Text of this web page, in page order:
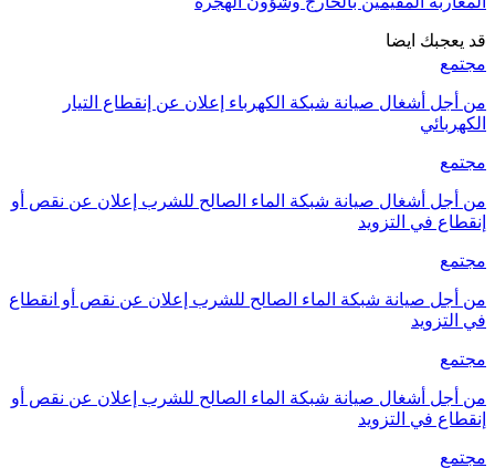
قد يعجبك ايضا
مجتمع
من أجل أشغال صيانة شبكة الكهرباء إعلان عن إنقطاع التيار
الكهربائي
مجتمع
من أجل أشغال صيانة شبكة الماء الصالح للشرب إعلان عن نقص أو
إنقطاع في التزويد
مجتمع
من أجل صيانة شبكة الماء الصالح للشرب إعلان عن نقص أو انقطاع
في التزويد
مجتمع
من أجل أشغال صيانة شبكة الماء الصالح للشرب إعلان عن نقص أو
إنقطاع في التزويد
مجتمع